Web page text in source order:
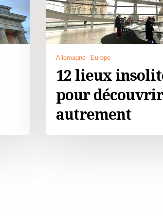
Allemagne Europe
12 lieux
pour
autrement